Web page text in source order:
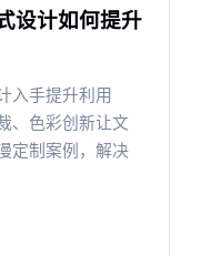
设计如何提升
入手提升利用
、色彩创新让文
定制案例，解决